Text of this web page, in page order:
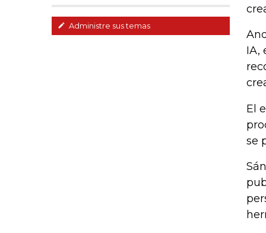
Administre sus temas
IA,
El
se